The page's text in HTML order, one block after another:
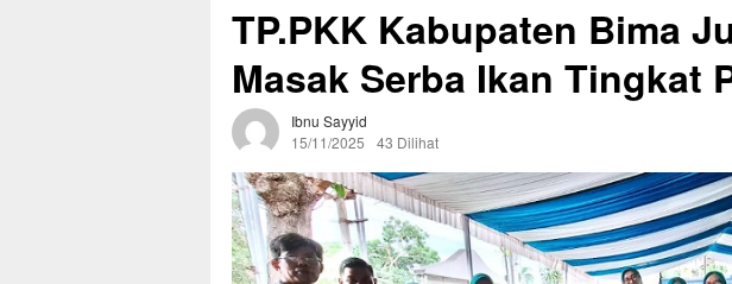
TP.PKK Kabupaten Bima
Masak Serba Ikan Tingkat
Ibnu Sayyid
15/11/2025
43 Dilihat